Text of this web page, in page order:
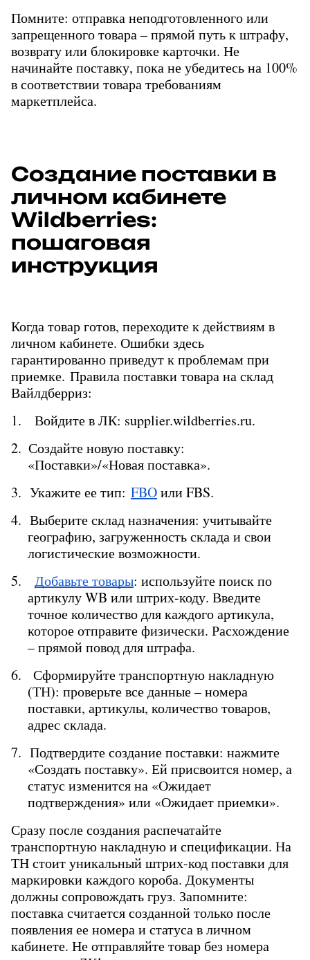
Помните: отправка неподготовленного или
запрещенного товара – прямой путь к штрафу,
возврату или блокировке карточки. Не
начинайте поставку, пока не убедитесь на 100%
в соответствии товара требованиям
маркетплейса.
Создание поставки в
личном кабинете
Wildberries:
пошаговая
инструкция
Когда товар готов, переходите к действиям в
личном кабинете. Ошибки здесь
гарантированно приведут к проблемам при
приемке. Правила поставки товара на склад
Вайлдберриз:
1.   Войдите в ЛК: supplier.wildberries.ru.
2.  Создайте новую поставку:
«Поставки»/«Новая поставка».
3.  Укажите ее тип: FBO или FBS.
4.  Выберите склад назначения: учитывайте
географию, загруженность склада и свои
логистические возможности.
5. Добавьте товары: используйте поиск по
артикулу WB или штрих-коду. Введите
точное количество для каждого артикула,
которое отправите физически. Расхождение
– прямой повод для штрафа.
6.   Сформируйте транспортную накладную
(ТН): проверьте все данные – номера
поставки, артикулы, количество товаров,
адрес склада.
7.  Подтвердите создание поставки: нажмите
«Создать поставку». Ей присвоится номер, а
статус изменится на «Ожидает
подтверждения» или «Ожидает приемки».
Сразу после создания распечатайте
транспортную накладную и спецификации. На
ТН стоит уникальный штрих-код поставки для
маркировки каждого короба. Документы
должны сопровождать груз. Запомните:
поставка считается созданной только после
появления ее номера и статуса в личном
кабинете. Не отправляйте товар без номера